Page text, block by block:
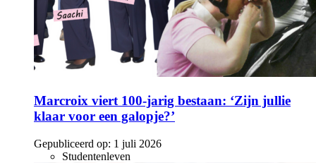
Marcroix viert 100-jarig bestaan: ‘Zijn jullie
klaar voor een galopje?’
Gepubliceerd op: 1 juli 2026
Studentenleven